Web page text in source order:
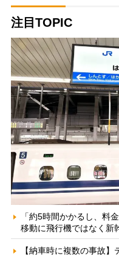
注目TOPIC
「約5時間かかるし、料
移動に飛行機ではなく新
【納車時に複数の事故】